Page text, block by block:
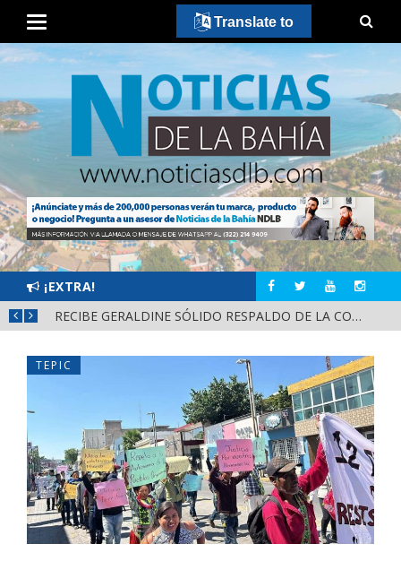
¡EXTRA!
RECIBE GERALDINE SÓLIDO RESPALDO DE LA COMUNIDAD DE ZACUALPAN EN COMPOSTELA
TEPIC
Translate to